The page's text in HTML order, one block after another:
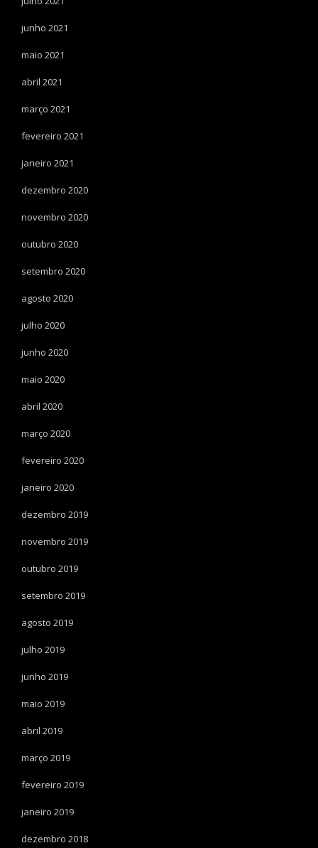
junho 2021
maio 2021
abril 2021
março 2021
fevereiro 2021
janeiro 2021
dezembro 2020
novembro 2020
outubro 2020
setembro 2020
agosto 2020
julho 2020
junho 2020
maio 2020
abril 2020
março 2020
fevereiro 2020
janeiro 2020
dezembro 2019
novembro 2019
outubro 2019
setembro 2019
agosto 2019
julho 2019
junho 2019
maio 2019
abril 2019
março 2019
fevereiro 2019
janeiro 2019
dezembro 2018